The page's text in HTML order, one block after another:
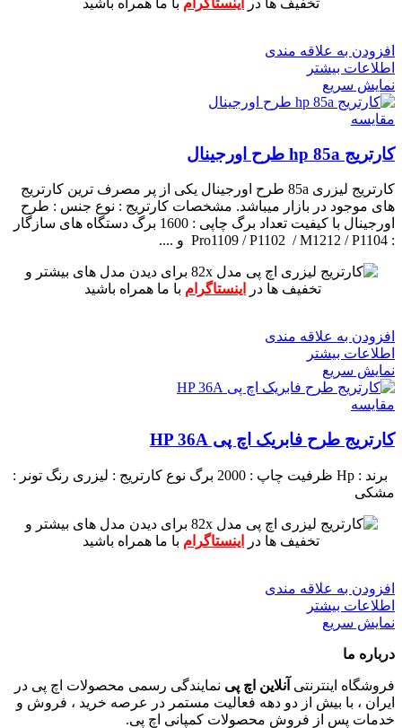
افزودن به علاقه مندی
اطلاعات بیشتر
نمایش سریع
مقايسه
کارتریج hp 85a طرح اورجینال
کارتریج لیزری 85a طرح اورجینال یکی از پر مصرف ترین کارتریج
های موجود در بازار میباشد. مشخصات کارتریج : نوع جنس : طرح
اورجینال با کیفیت تعداد برگ چاپی : 1600 برگ
دستگاه های سازگار
: Pro1109 / P1102 / M1212 / P1104 و ....
برای دیدن مدل های بیشتر و
تخفیف ها در
اینستاگرام با ما همراه باشید
افزودن به علاقه مندی
اطلاعات بیشتر
نمایش سریع
مقايسه
کارتریج طرح فابریک اچ پی HP 36A
برند : Hp ظرفیت چاپ : 2000 برگ نوع کارتریج : لیزری رنگ تونر :
مشکی
برای دیدن مدل های بیشتر و
تخفیف ها در
اینستاگرام با ما همراه باشید
افزودن به علاقه مندی
اطلاعات بیشتر
نمایش سریع
درباره ما
فروشگاه اینترنتی آنلاین اچ پی نمایندگی رسمی محصولات اچ پی در
ایران ، با بیش از دو دهه فعالیت مستمر در عرصه خرید ، فروش و
خدمات پس از فروش محصولات کمپانی اچ پی.